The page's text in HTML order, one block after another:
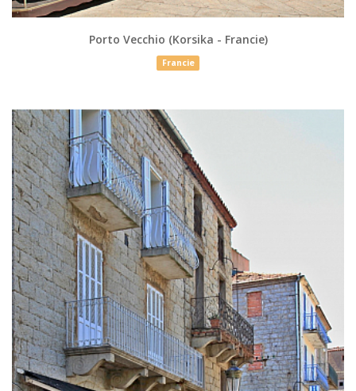
Porto Vecchio (Korsika - Francie)
Francie